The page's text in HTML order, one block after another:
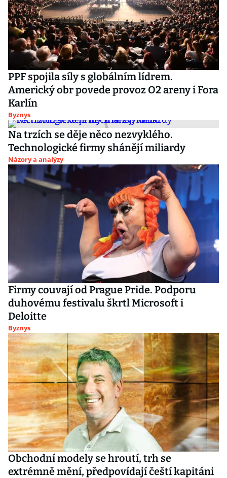
PPF spojila síly s globálním lídrem.
Americký obr povede provoz O2 areny i Fora
Karlín
Byznys
Na trzích se děje něco nezvyklého.
Technologické firmy shánějí miliardy
Názory a analýzy
Firmy couvají od Prague Pride. Podporu
duhovému festivalu škrtl Microsoft i
Deloitte
Byznys
Obchodní modely se hroutí, trh se
extrémně mění, předpovídají čeští kapitáni